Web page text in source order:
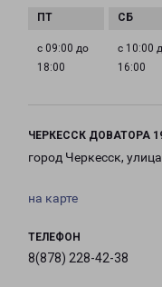
с 09:00 до
18:00
с 10:00
16:00
ЧЕРКЕССК ДОВАТОРА
город Черкесск,
на карте
ТЕЛЕФОН
8(878) 228-42-38